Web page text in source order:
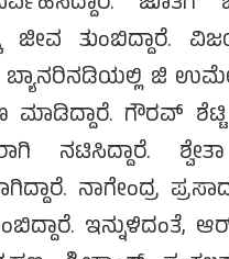
ಜೀವ ತುಂಬಿದ್ದಾರೆ.
ಬ್ಯಾನರಿನಡಿಯಲ್ಲಿ ಜಿ
ಗೌರವ್ ಶೆಟ್ಟಿ
ನಟಿಸಿದ್ದಾರೆ.
ನಾಗೇಂದ್ರ
ಇನ್ನುಳಿದಂತೆ,